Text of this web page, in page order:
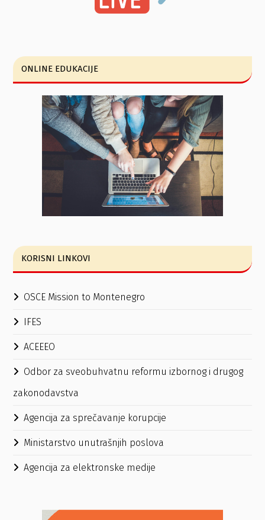
ONLINE EDUKACIJE
KORISNI LINKOVI
OSCE Mission to Montenegro
IFES
ACEEEO
Odbor za sveobuhvatnu reformu izbornog i drugog
zakonodavstva
Agencija za sprečavanje korupcije
Ministarstvo unutrašnjih poslova
Agencija za elektronske medije